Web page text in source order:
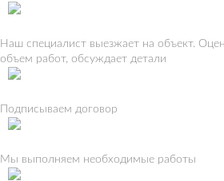
Наш специалист выезжает на объект.
объем работ, обсуждает детали
Подписываем договор
Мы выполняем необходимые работы